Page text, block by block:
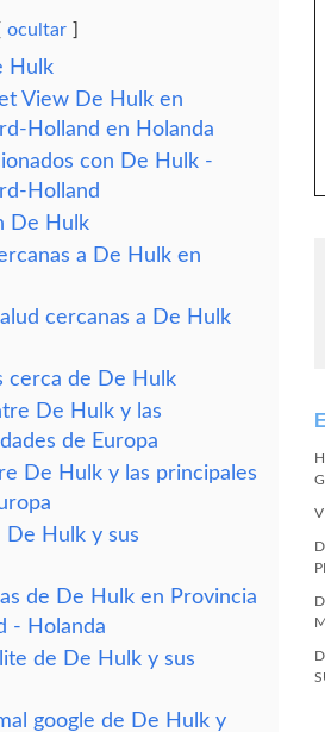
ocultar
Hulk
View De Hulk en
Holland en Holanda
con De Hulk -
Holland
De Hulk
a De Hulk en
cercanas a De Hulk
cerca de De Hulk
De Hulk y las
de Europa
De Hulk y las principales
De Hulk y sus
de De Hulk en Provincia
- Holanda
de De Hulk y sus
google de De Hulk y